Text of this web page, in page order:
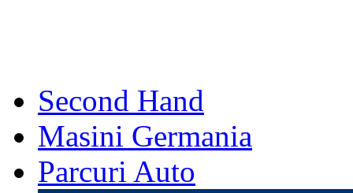
Second Hand
Masini Germania
Parcuri Auto